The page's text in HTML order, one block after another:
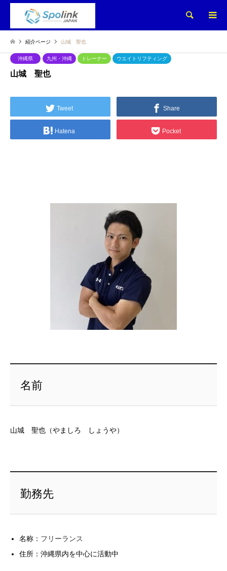
検索
紹介ページ 山城 聖也
沖縄県 九州・沖縄 トレーナー ウエイトリフティング
山城 聖也
Tweet Share
Hatena Pocket
名前
山城 聖也（やましろ しょうや）
勤務先
名称： フリーランス
住所：沖縄県内を中心に活動中